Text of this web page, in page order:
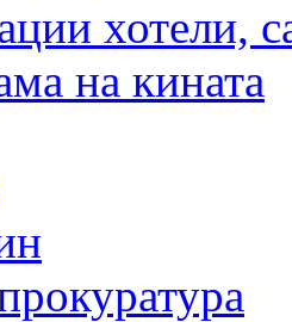
хотели,
на кината